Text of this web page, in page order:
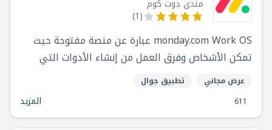
مندي دوت كوم
(
1
)
monday.com Work OS عبارة عن منصة مفتوحة حيث
تمكن الأشخاص وفرق العمل من إنشاء الأدوات التي
يحتاجونها لتشغيل كل جانب من جوانب عملهم. الواجهة
المرئية سهلة الاستخدام و تتضمن وحدات بناء مختلفة
مثل التطبيقات وعمليات الدمج ، مما يسمح للفرق ببناء
أو تخصيص حلولهم الخاصة بسلاسة.
عرض مجاني
تطبيق جوال
611
المزيد